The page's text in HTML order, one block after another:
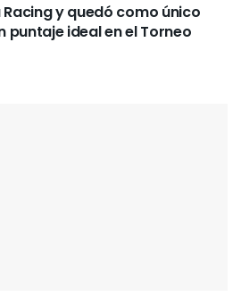
y quedó como único
puntaje ideal en el Torneo